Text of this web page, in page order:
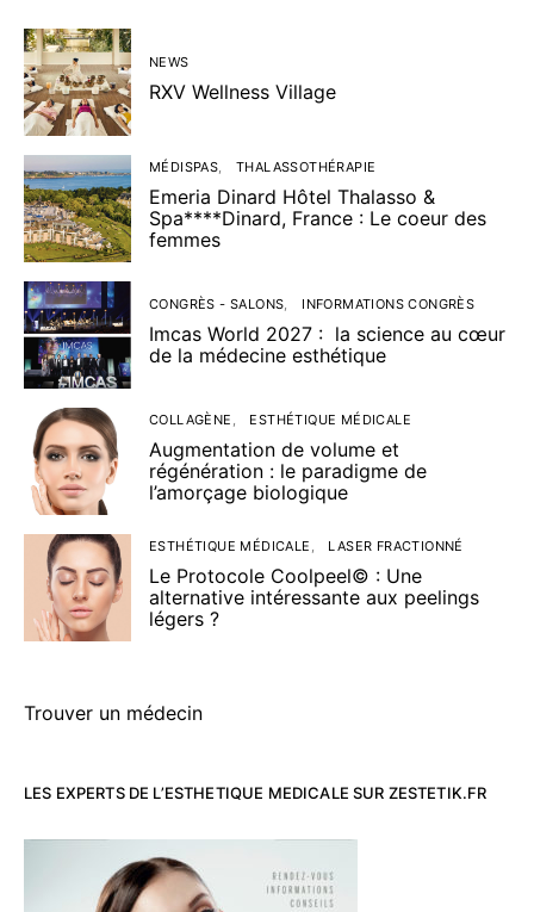
NEWS
RXV Wellness Village
MÉDISPAS THALASSOTHÉRAPIE
Emeria Dinard Hôtel Thalasso &
Spa****Dinard, France : Le coeur des
femmes
CONGRÈS - SALONS INFORMATIONS CONGRÈS
Imcas World 2027 : la science au cœur
de la médecine esthétique
COLLAGÈNE ESTHÉTIQUE MÉDICALE
Augmentation de volume et
régénération : le paradigme de
l’amorçage biologique
ESTHÉTIQUE MÉDICALE LASER FRACTIONNÉ
Le Protocole Coolpeel© : Une
alternative intéressante aux peelings
légers ?
Trouver un médecin
LES EXPERTS DE L’ESTHETIQUE MEDICALE SUR ZESTETIK.FR